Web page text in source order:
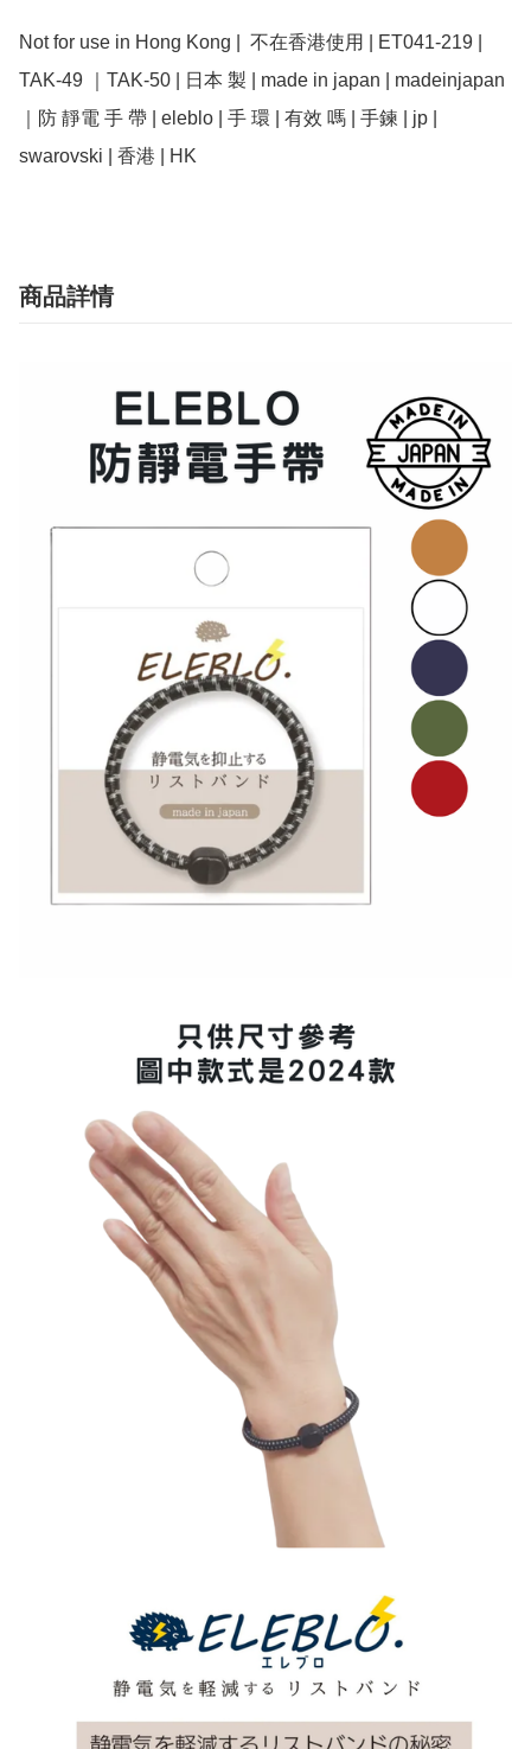
Not for use in Hong Kong |  不在香港使用 | ET041-219 |
TAK-49 ｜TAK-50 | 日本 製 | made in japan | madeinjapan
｜防 靜電 手 帶 | eleblo | 手 環 | 有效 嗎 | 手鍊 | jp |
swarovski | 香港 | HK
商品詳情